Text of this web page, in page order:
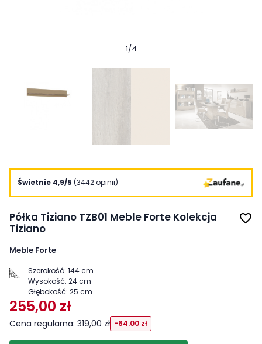
1/4
Świetnie 4,9/5 (3442 opinii)
Półka Tiziano TZB01 Meble Forte Kolekcja
Tiziano
favorite_border
Meble Forte
Szerokość: 144 cm
Wysokość: 24 cm
Głębokość: 25 cm
255,00 zł
Cena regularna: 319,00 zł -64.00 zł